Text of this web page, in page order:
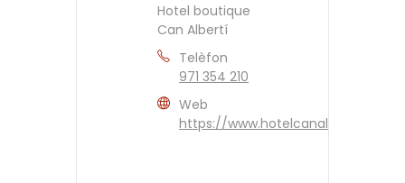
Hotel boutique
Can Albertí
Telèfon
971 354 210
Web
https://www.hotelcanalberti.com/